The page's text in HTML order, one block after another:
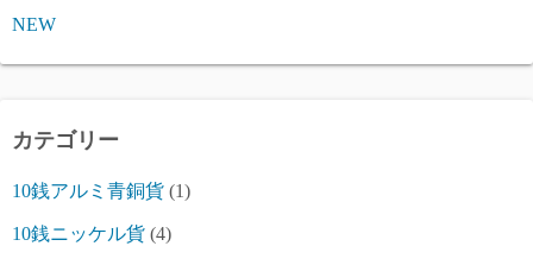
NEW
カテゴリー
10銭アルミ青銅貨 (1)
10銭ニッケル貨 (4)